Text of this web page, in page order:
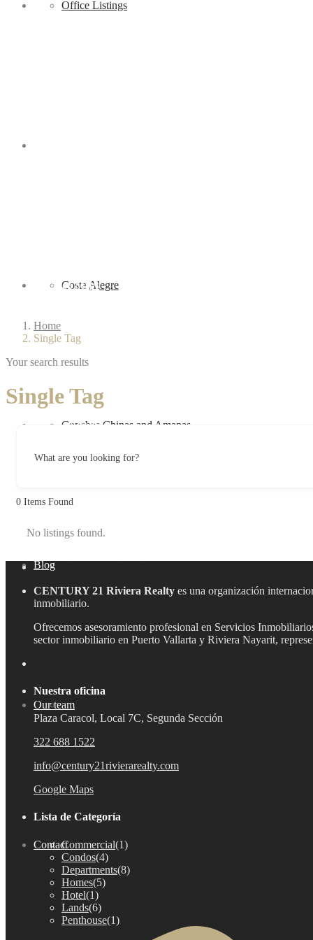
Office Listings
Sell
Costa Alegre
Conchas Chinas and Amapas
Aralias & Gaviotas
Aramara
Bucerías
PV Area Maps
Vallarta Lifestyle
Blog
Our team
Contact
Home
Single Tag
Your search results
Single Tag
What are you looking for?
0 Items Found
No listings found.
CENTURY 21 Riviera Realty es una organización
inmobiliario.
Ofrecemos asesoramiento profesional en Servicios
sector inmobiliario en Puerto Vallarta y Riviera Nayarit,
Nuestra oficina
Plaza Caracol, Local 7C, Segunda Sección
322 688 1522
info@century21rivierarealty.com
Google Maps
Lista de Categoría
Commercial(1)
Condos(4)
Departments(8)
Homes(5)
Hotel(1)
Lands(6)
Penthouse(1)